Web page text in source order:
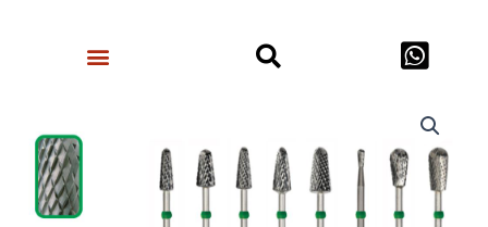
Menu Search
Metal
cantidad